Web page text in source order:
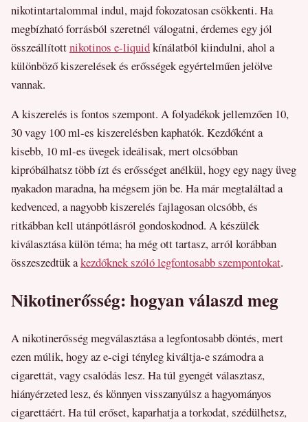
nikotintartalommal indul, majd fokozatosan csökkenti. Ha
megbízható forrásból szeretnél válogatni, érdemes egy jól
összeállítottnikotinos e-liquidkínálatból kiindulni, ahol a
különböző kiszerelések és erősségek egyértelműen jelölve
vannak.
A kiszerelés is fontos szempont. A folyadékok jellemzően 10,
30 vagy 100 ml-es kiszerelésben kaphatók. Kezdőként a
kisebb, 10 ml-es üvegek ideálisak, mert olcsóbban
kipróbálhatsz több ízt és erősséget anélkül, hogy egy nagy üveg
nyakadon maradna, ha mégsem jön be. Ha már megtaláltad a
kedvenced, a nagyobb kiszerelés fajlagosan olcsóbb, és
ritkábban kell utánpótlásról gondoskodnod. A készülék
kiválasztása külön téma; ha még ott tartasz, arról korábban
összeszedtük akezdőknek szóló legfontosabb szempontokat.
Nikotinerősség: hogyan válaszd meg
A nikotinerősség megválasztása a legfontosabb döntés, mert
ezen múlik, hogy az e-cigi tényleg kiváltja-e számodra a
cigarettát, vagy csalódás lesz. Ha túl gyengét választasz,
hiányérzeted lesz, és könnyen visszanyúlsz a hagyományos
cigarettáért. Ha túl erőset, kaparhatja a torkodat, szédülhetsz,